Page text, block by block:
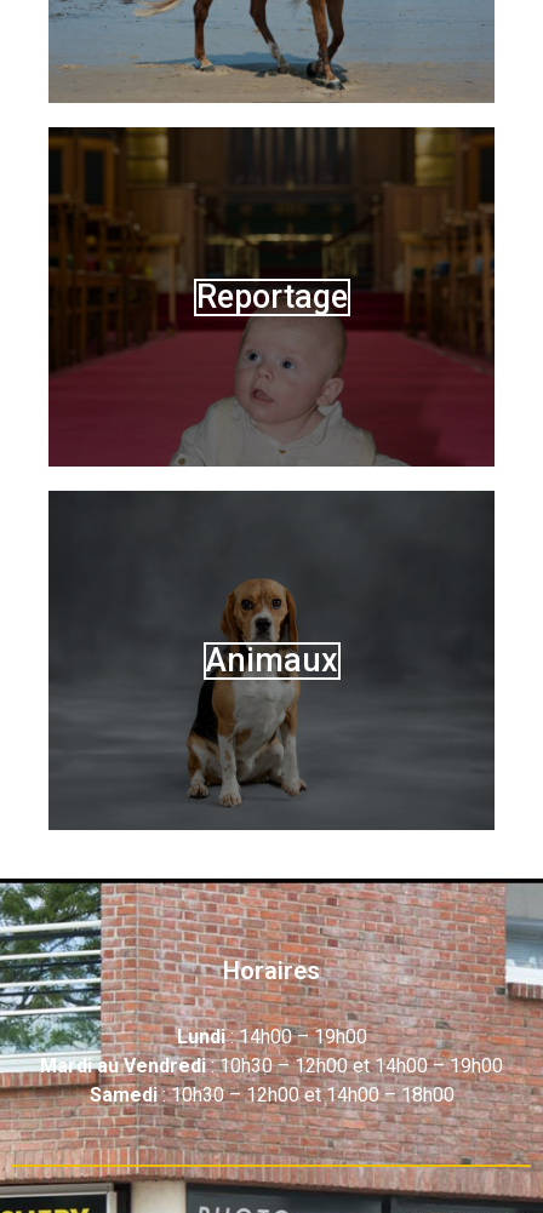
Reportage
Animaux
Horaires
Lundi: 14h00 – 19h00
Mardi au Vendredi: 10h30 – 12h00 et 14h00 – 19h00
Samedi: 10h30 – 12h00 et 14h00 – 18h00